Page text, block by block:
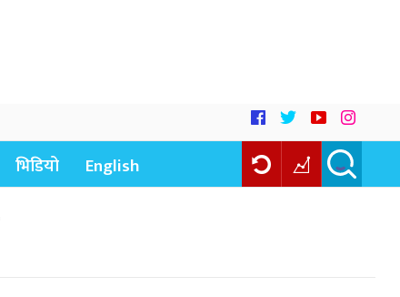
भिडियो English